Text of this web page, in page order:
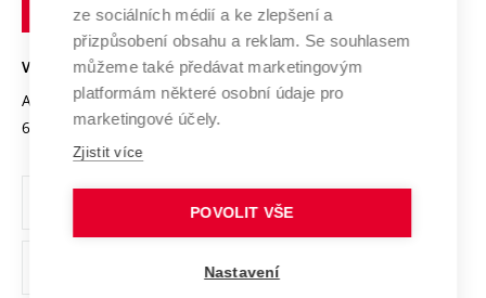
Open Science
Projekty
Projekty ze strukturálních fondů
Specifický výzkum
Mezinárodní dohody
Univerzitní sítě
Bezpečná univerzita
Vyznamenání
Organizační struktura
Ochrana osobních údajů
odkaz)
Brně
VYSOKÉ UČENÍ TECHNICKÉ V BRNĚ
Antonínská 548/1
602 00 Brno
www.vut.cz
vut@vutbr.cz
ze sociálních médií a ke zlepšení a
přizpůsobení obsahu a reklam. Se souhlasem
můžeme také předávat marketingovým
platformám některé osobní údaje pro
marketingové účely.
Zjistit více
POVOLIT VŠE
Nastavení